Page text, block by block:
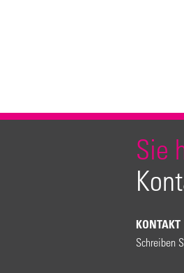
Sie
KONTAKT
Schreiben